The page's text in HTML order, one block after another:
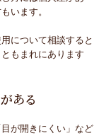
います。
について相談すると
もまれにあります
ある
が開きにくい」など